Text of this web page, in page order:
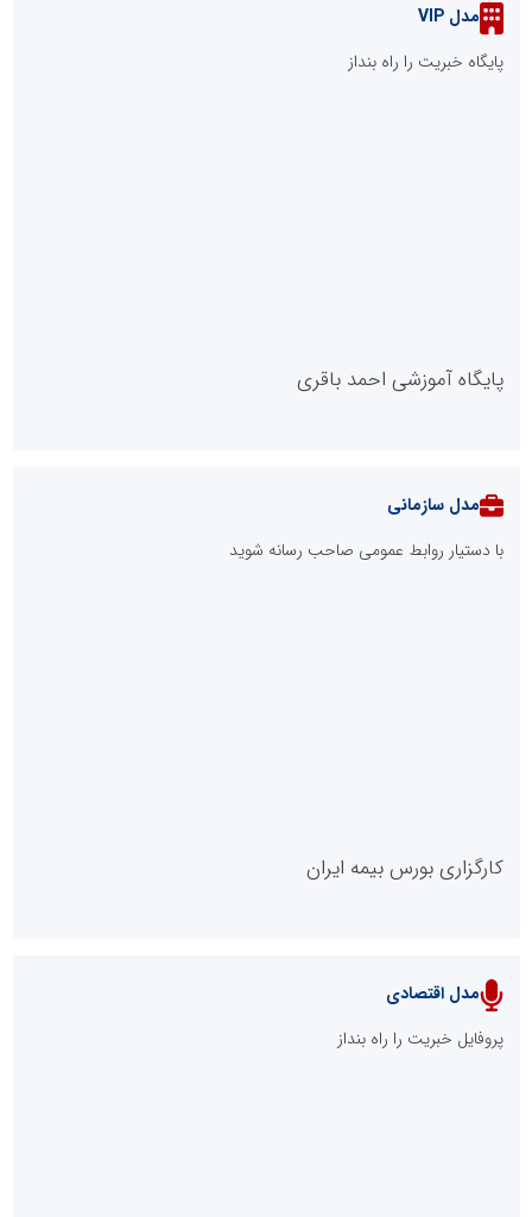
مدل VIP
پایگاه خبریت را راه بنداز
پایگاه آموزشی احمد باقری
پایگاه خبری نهضت ملی مسکن
مدل سازمانی
با دستیار روابط عمومی صاحب رسانه شوید
کارگزاری بورس بیمه ایران
مدل اقتصادی
پروفایل خبریت را راه بنداز